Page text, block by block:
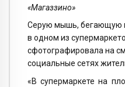
«Магаззино»
Серую мышь, бегающую
в одном из
сфотографировала на
социальные сетях
«В супермаркете на